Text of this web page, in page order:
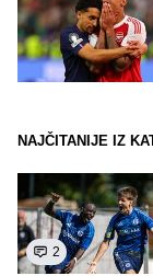
NAJČITANIJE IZ
2